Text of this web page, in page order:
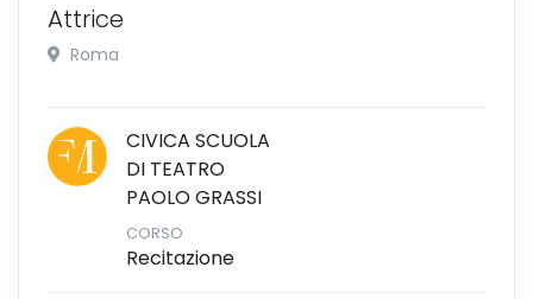
Attrice
Roma
CIVICA SCUOLA
DI TEATRO
PAOLO GRASSI
CORSO
Recitazione